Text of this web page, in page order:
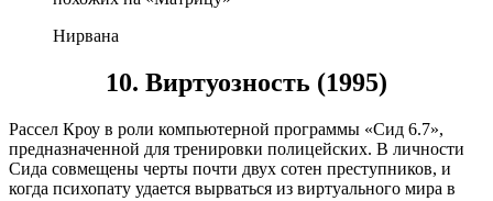
Нирвана
10. Виртуозность (1995)
Рассел Кроу в роли компьютерной программы «Сид 6.7»,
предназначенной для тренировки полицейских. В личности
Сида совмещены черты почти двух сотен преступников, и
когда психопату удается вырваться из виртуального мира в